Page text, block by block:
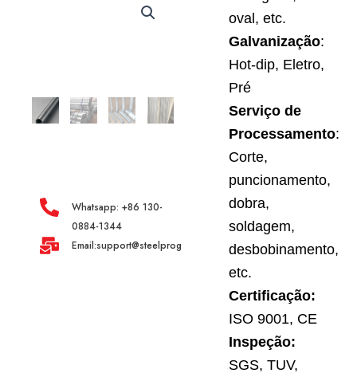
Whatsapp: +86 130-
0884-1344
Email:support@steelprogroup.com
oval, etc.
Galvanização:
Hot-dip, Eletro,
Pré
Serviço de
Processamento:
Corte,
puncionamento,
dobra,
soldagem,
desbobinamento,
etc.
Certificação:
ISO 9001, CE
Inspeção:
SGS, TUV,